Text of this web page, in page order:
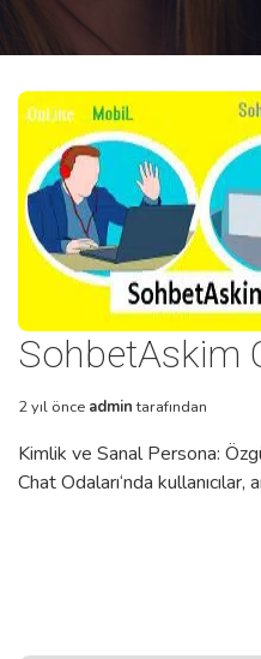
SohbetAskim
2 yıl önce admintarafından
Kimlik ve Sanal Persona:
Chat Odaları‘nda